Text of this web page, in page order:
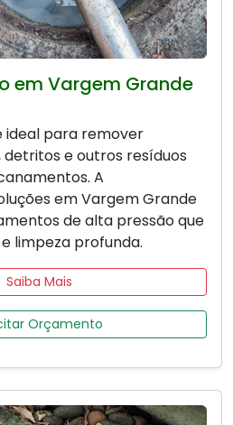
em Vargem Grande
ideal para remover
e outros resíduos
A
em Vargem Grande
de alta pressão que
limpeza profunda.
Saiba Mais
Orçamento